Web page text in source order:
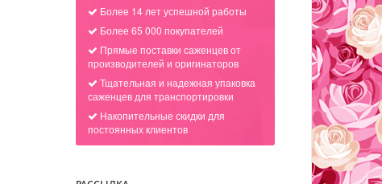
Более 14 лет успешной работы
Более 65 000 покупателей
Прямые поставки саженцев от
производителей и оригинаторов
Тщательная и надежная упаковка
саженцев для транспортировки
Накопительные скидки для
постоянных клиентов